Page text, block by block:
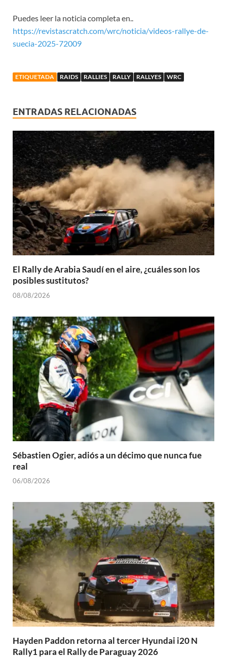
Puedes leer la noticia completa en..
https://revistascratch.com/wrc/noticia/videos-rallye-de-
suecia-2025-72009
ETIQUETADA RAIDS RALLIES RALLY RALLYES WRC
ENTRADAS RELACIONADAS
El Rally de Arabia Saudí en el aire, ¿cuáles son los
posibles sustitutos?
08/08/2026
Sébastien Ogier, adiós a un décimo que nunca fue
real
06/08/2026
Hayden Paddon retorna al tercer Hyundai i20 N
Rally1 para el Rally de Paraguay 2026